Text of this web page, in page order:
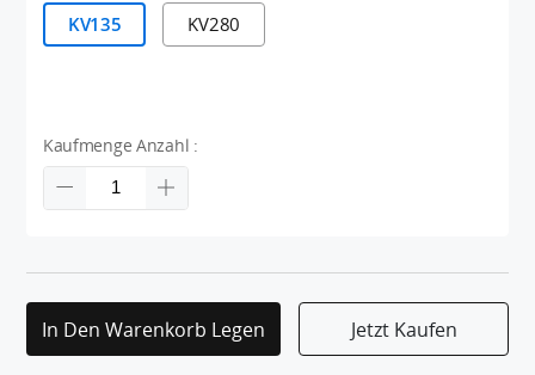
KV135 KV280
Kaufmenge Anzahl :
In Den Warenkorb Legen Jetzt Kaufen